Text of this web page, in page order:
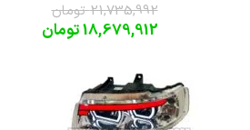
21,735,992 تومان
18,679,912تومان